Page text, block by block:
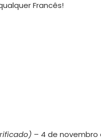
Francês!
– 4 de novembro